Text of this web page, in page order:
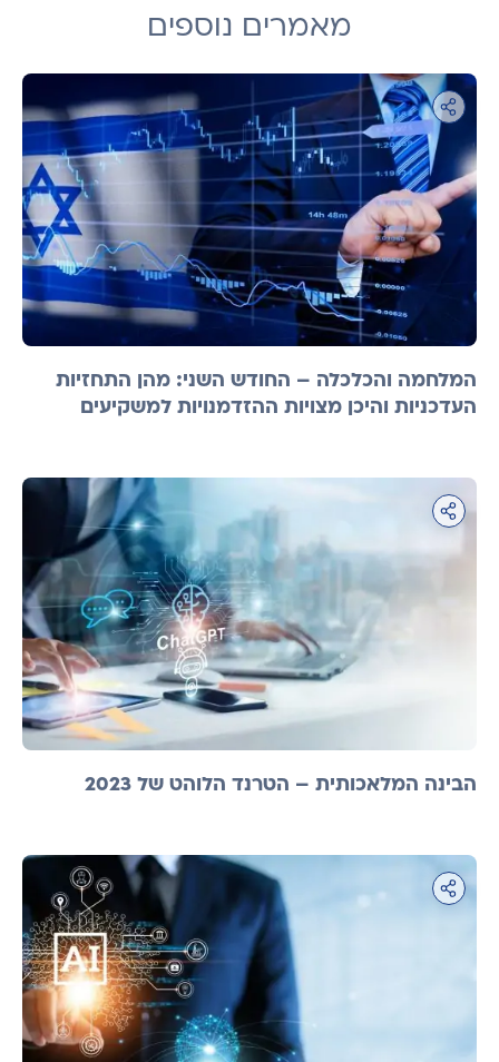
מאמרים נוספים
המלחמה והכלכלה – החודש השני: מהן התחזיות
העדכניות והיכן מצויות ההזדמנויות למשקיעים
הבינה המלאכותית – הטרנד הלוהט של 2023